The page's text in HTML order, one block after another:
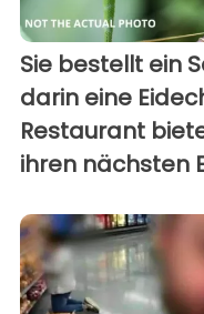
Sie bestellt ein
darin eine
Restaurant
ihren nächsten